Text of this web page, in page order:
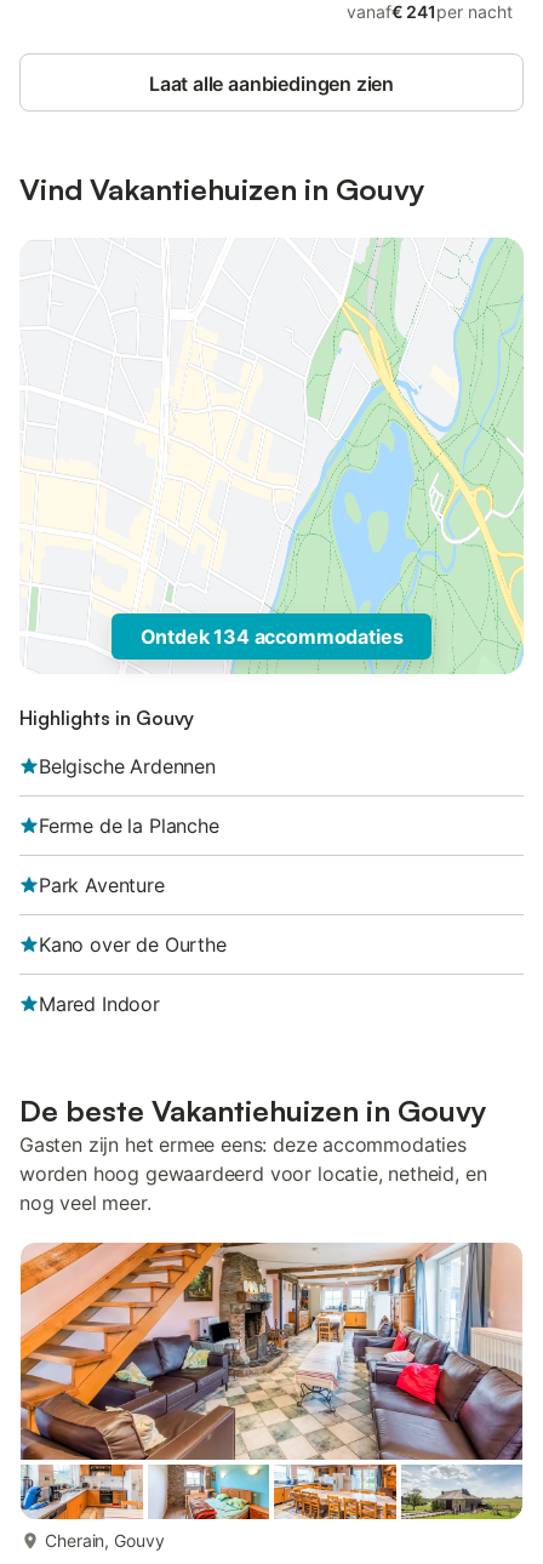
vanaf€ 241per nacht
Laat alle aanbiedingen zien
Vind Vakantiehuizen in Gouvy
Ontdek 134 accommodaties
Highlights in Gouvy
Belgische Ardennen
Ferme de la Planche
Park Aventure
Kano over de Ourthe
Mared Indoor
De beste Vakantiehuizen in Gouvy
Gasten zijn het ermee eens: deze accommodaties
worden hoog gewaardeerd voor locatie, netheid, en
nog veel meer.
Cherain, Gouvy